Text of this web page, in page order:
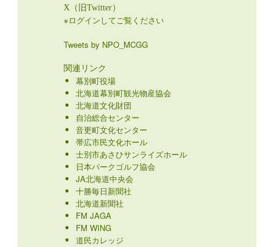
X（旧Twitter）
※ログインしてご覧ください
Tweets by NPO_MCGG
関連リンク
幕別町役場
北海道幕別町観光物産協会
北海道文化財団
自治総合センター
音更町文化センター
帯広市民文化ホール
士別市あさひサンライズホール
日本パークゴルフ協会
JA北海道中央会
十勝毎日新聞社
北海道新聞社
FM JAGA
FM WING
道民カレッジ